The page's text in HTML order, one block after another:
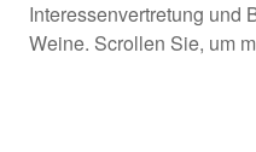
Interessenvertretung und
Weine. Scrollen Sie, um